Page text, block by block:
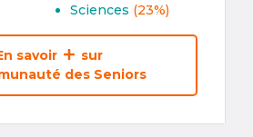
Sciences (23%)
savoir
sur
des Seniors